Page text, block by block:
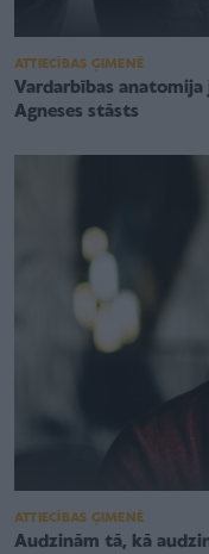
ATTIECĪBAS ĢIMENĒ
Vardarbības
Agneses stāsts
ATTIECĪBAS ĢIMENĒ
Audzinām tā, kā